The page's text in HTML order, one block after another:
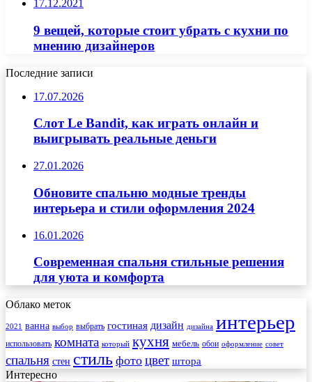
17.12.2021
9 вещей, которые стоит убрать с кухни по
мнению дизайнеров
Последние записи
17.07.2026
Слот Le Bandit, как играть онлайн и
выигрывать реальные деньги
27.01.2026
Обновите спальню модные тренды
интерьера и стили оформления 2024
16.01.2026
Современная спальня стильные решения
для уюта и комфорта
Облако меток
2021 ванна выбор выбрать гостиная дизайн дизайна интерьер
использовать комната который кухня мебель обои оформление совет
спальня стен стиль фото цвет штора
Интересно